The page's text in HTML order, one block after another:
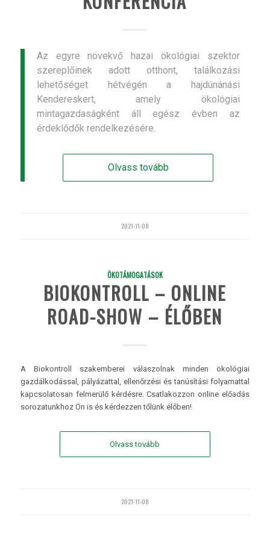
Az egyre növekvő hazai ökológiai szektor
szereplőinek adott otthont, találkozási
lehetőséget hétvégén a hajdúnánási
Kendereskert, amely ökológiai
mintagazdaságként áll egész évben az
érdeklődők rendelkezésére.
Olvass tovább
2021-11-08
ÖKOTÁMOGATÁSOK
BIOKONTROLL – ONLINE
ROAD-SHOW – ÉLŐBEN
A Biokontroll szakemberei válaszolnak minden ökológiai
gazdálkodással, pályázattal, ellenőrzési és tanúsítási folyamattal
kapcsolatosan felmerülő kérdésre. Csatlakozzon online előadás
sorozatunkhoz Ön is és kérdezzen tőlünk élőben!
Olvass tovább
2021-11-08